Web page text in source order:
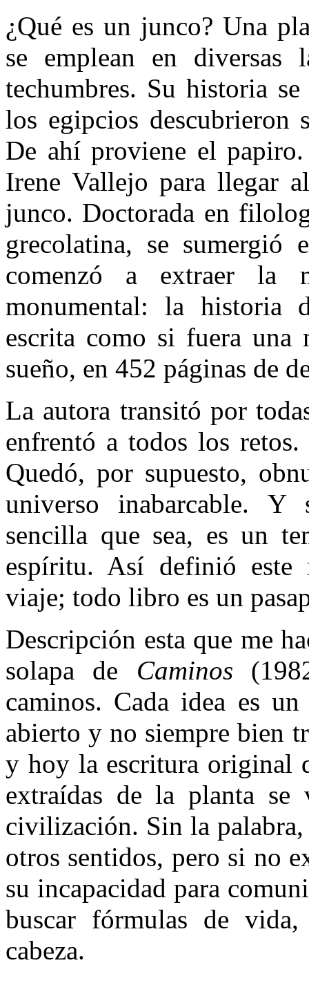
¿Qué es un junco? Una
se emplean en diversas
techumbres. Su historia
los egipcios descubrieron
De ahí proviene el
Irene Vallejo para llegar
junco. Doctorada en
grecolatina, se sumergió
comenzó a extraer la
monumental: la historia
escrita como si fuera una
sueño, en 452 páginas de
La autora transitó por
enfrentó a todos los
Quedó, por supuesto,
universo inabarcable.
sencilla que sea, es un
espíritu. Así definió este
viaje; todo libro es un
Descripción esta que me
solapa de Caminos
caminos. Cada idea es
abierto y no siempre bien
y hoy la escritura original
extraídas de la planta
civilización. Sin la
otros sentidos, pero si no
su incapacidad para
buscar fórmulas de
cabeza.